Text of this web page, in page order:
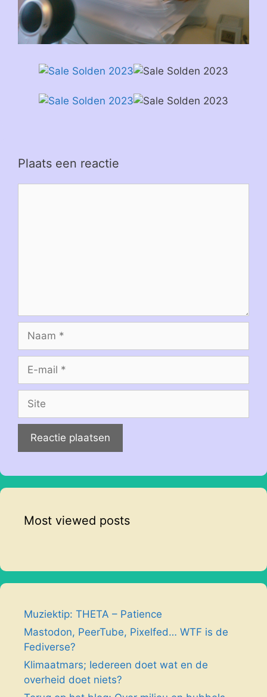
Plaats een reactie
Naam
Site
Most viewed posts
Muziektip: THETA – Patience
Mastodon, PeerTube, Pixelfed… WTF is de
Fediverse?
Klimaatmars; Iedereen doet wat en de
overheid doet niets?